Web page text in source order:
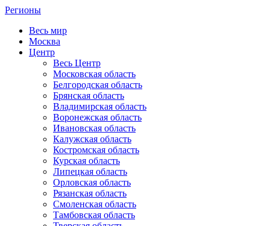
Регионы
Весь мир
Москва
Центр
Весь Центр
Московская область
Белгородская область
Брянская область
Владимирская область
Воронежская область
Ивановская область
Калужская область
Костромская область
Курская область
Липецкая область
Орловская область
Рязанская область
Смоленская область
Тамбовская область